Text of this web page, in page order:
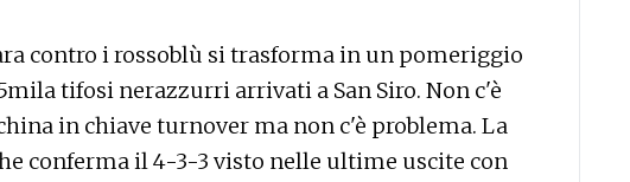
contro i rossoblù si trasforma in un pomeriggio
tifosi nerazzurri arrivati a San Siro. Non c'è
in chiave turnover ma non c'è problema. La
conferma il 4-3-3 visto nelle ultime uscite con